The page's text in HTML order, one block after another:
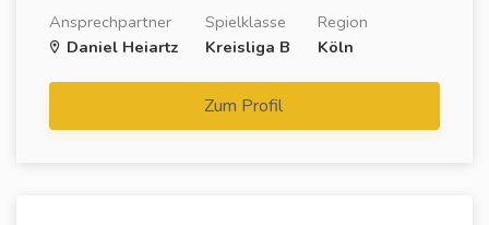
Ansprechpartner
Daniel Heiartz
Spielklasse
Kreisliga B
Region
Köln
Zum Profil